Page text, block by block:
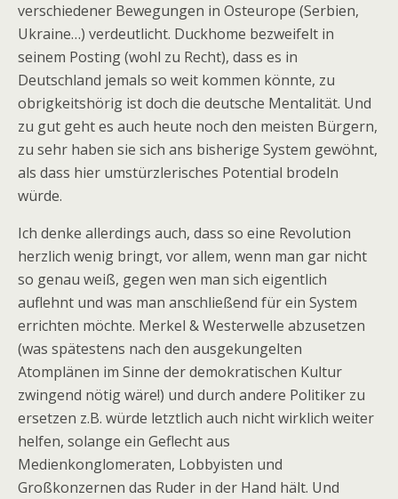
verschiedener Bewegungen in Osteurope (Serbien,
Ukraine…) verdeutlicht. Duckhome bezweifelt in
seinem Posting (wohl zu Recht), dass es in
Deutschland jemals so weit kommen könnte, zu
obrigkeitshörig ist doch die deutsche Mentalität. Und
zu gut geht es auch heute noch den meisten Bürgern,
zu sehr haben sie sich ans bisherige System gewöhnt,
als dass hier umstürzlerisches Potential brodeln
würde.
Ich denke allerdings auch, dass so eine Revolution
herzlich wenig bringt, vor allem, wenn man gar nicht
so genau weiß, gegen wen man sich eigentlich
auflehnt und was man anschließend für ein System
errichten möchte. Merkel & Westerwelle abzusetzen
(was spätestens nach den ausgekungelten
Atomplänen im Sinne der demokratischen Kultur
zwingend nötig wäre!) und durch andere Politiker zu
ersetzen z.B. würde letztlich auch nicht wirklich weiter
helfen, solange ein Geflecht aus
Medienkonglomeraten, Lobbyisten und
Großkonzernen das Ruder in der Hand hält. Und